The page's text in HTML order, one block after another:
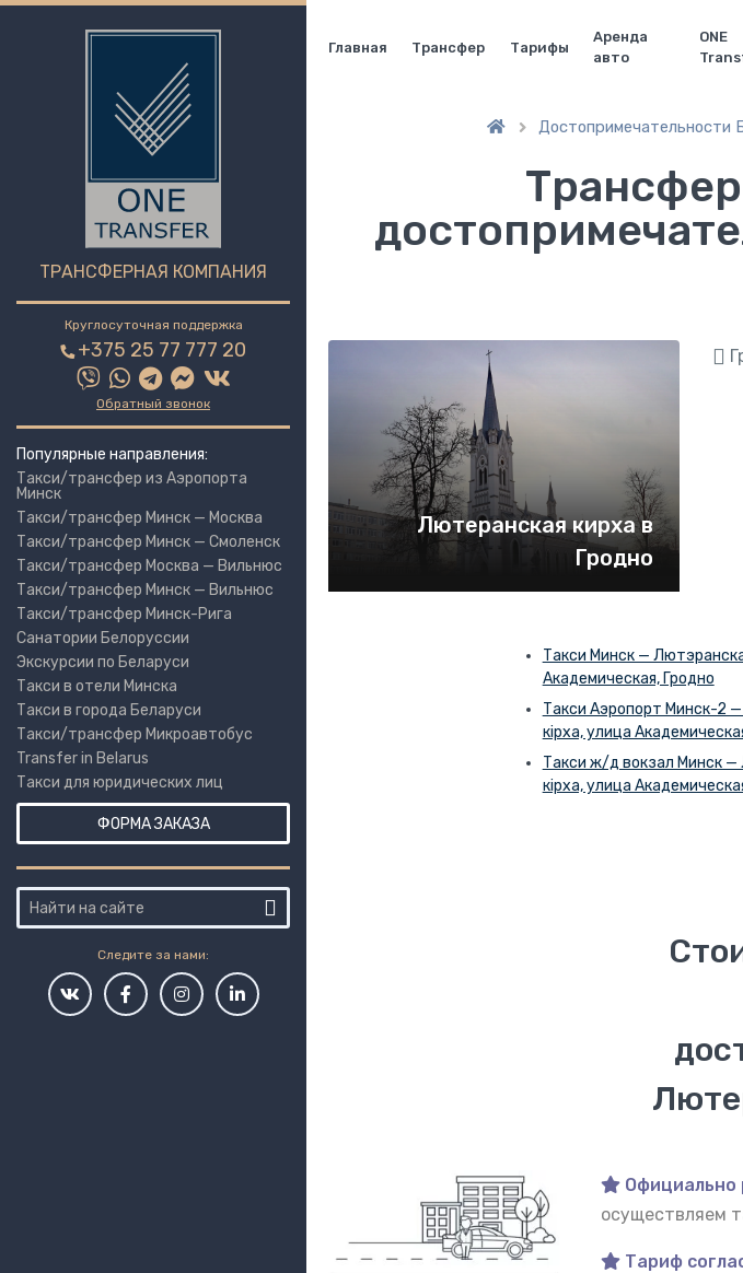
ТРАНСФЕРНАЯ КОМПАНИЯ
Круглосуточная поддержка
+375 25 77 777 20
Обратный звонок
Популярные направления:
Такси/трансфер из Аэропорта
Минск
Такси/трансфер Минск — Москва
Такси/трансфер Минск — Смоленск
Такси/трансфер Москва — Вильнюс
Такси/трансфер Минск — Вильнюс
Такси/трансфер Минск-Рига
Санатории Белоруссии
Экскурсии по Беларуси
Такси в отели Минска
Такси в города Беларуси
Такси/трансфер Микроавтобус
Transfer in Belarus
Такси для юридических лиц
ФОРМА ЗАКАЗА
Следите за нами:
Главная Трансфер Тарифы
Аренда
авто
ONE
 Достопримечательности
Лютеранская кирха в
Гродно
Такси Минск —
Академическая, Гродно
Такси Аэропорт Минск-2
кірха, улица
Такси ж/д вокзал Минск —
кірха, улица
Официально
осуществляем
Тариф